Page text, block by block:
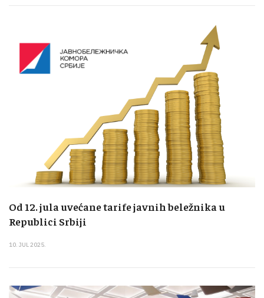
Od 12. jula uvećane tarife javnih beležnika u
Republici Srbiji
10. JUL 2025.